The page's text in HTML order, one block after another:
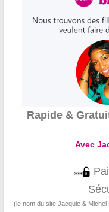
Rapide &
Avec
(le nom du site Jacquie &